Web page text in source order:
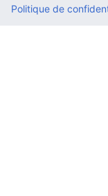
Politique de